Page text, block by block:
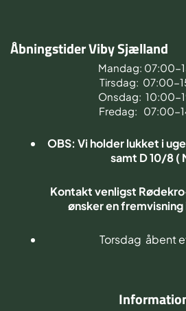
Åbningstider Viby Sjælland
Mandag: 07:00-
Tirsdag: 07:00-
Onsdag: 10:00-
Fredag: 07:00-
OBS: Vi holder lukket i
samt D 10/8 (
Kontakt venligst
ønsker en
Torsdag åbent